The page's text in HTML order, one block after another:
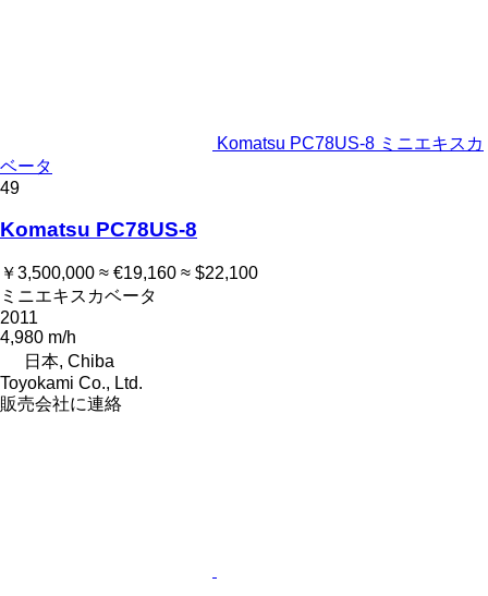
Komatsu PC78US-8 ミニエキスカ
ベータ
49
Komatsu PC78US-8
￥3,500,000 ≈ €19,160 ≈ $22,100
ミニエキスカベータ
2011
4,980 m/h
日本, Chiba
Toyokami Co., Ltd.
販売会社に連絡